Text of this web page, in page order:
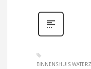
BINNENSHUIS